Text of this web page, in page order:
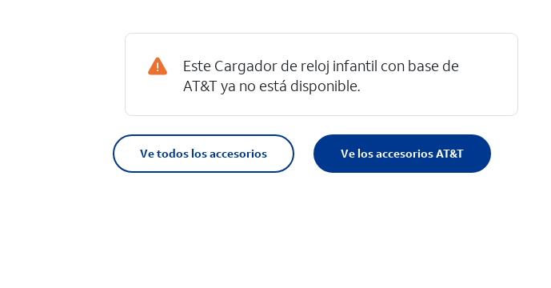
Este Cargador de reloj infantil con base de
AT&T ya no está disponible.
Ve todos los accesorios Ve los accesorios AT&T